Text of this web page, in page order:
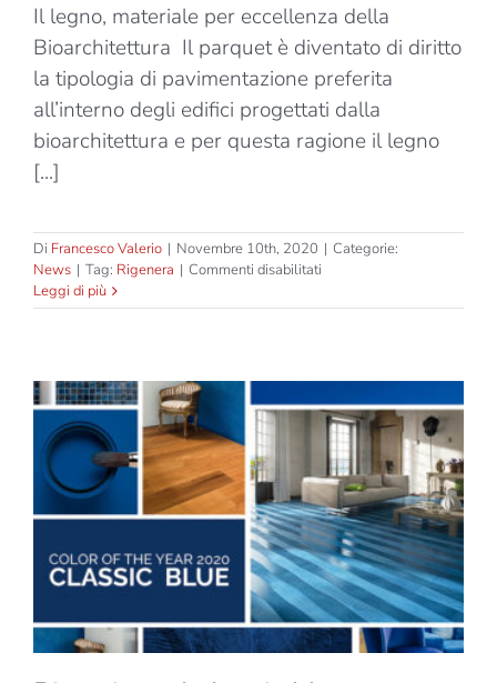
Il legno, materiale per eccellenza della
Bioarchitettura Il parquet è diventato di diritto
la tipologia di pavimentazione preferita
all’interno degli edifici progettati dalla
bioarchitettura e per questa ragione il legno
[...]
Di Francesco Valerio | Novembre 10th, 2020 | Categorie:
News | Tag: Rigenera | Commenti disabilitati
e
Leggi di più